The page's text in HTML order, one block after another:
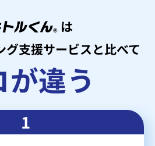
は
グ支援サービスと比べて
が違う
1